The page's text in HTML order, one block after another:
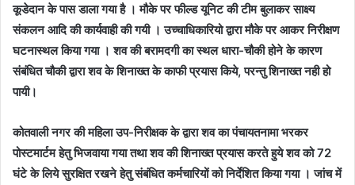
कूडेदान के पास डाला गया है । मौके पर फील्ड यूनिट की टीम बुलाकर साक्ष्य
संकलन आदि की कार्यवाही की गयी । उच्चाधिकारियो द्वारा मौके पर आकर निरीक्षण
घटनास्थल किया गया । शव की बरामदगी का स्थल धारा-चौकी होने के कारण
संबंधित चौकी द्वारा शव के शिनाख्त के काफी प्रयास किये, परन्तु शिनाख्त नही हो
पायी।
कोतवाली नगर की महिला उप-निरीक्षक के द्वारा शव का पंचायतनामा भरकर
पोस्टमार्टम हेतु भिजवाया गया तथा शव की शिनाख्त प्रयास करते हुये शव को 72
घंटे के लिये सुरक्षित रखने हेतु संबंधित कर्मचारियों को निर्देशित किया गया । जांच में